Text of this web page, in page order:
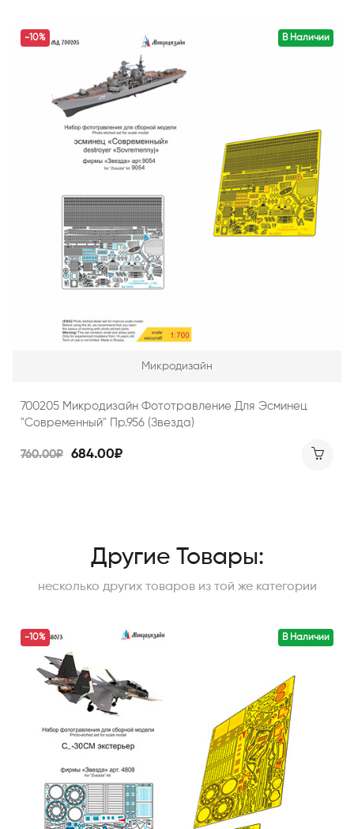
В Наличии
-10%
Микродизайн
700205 Микродизайн Фототравление Для Эсминец
"Современный" Пр.956 (Звезда)
760.00₽ 684.00₽
Другие Товары:
несколько других товаров из той же категории
В Наличии
-10%